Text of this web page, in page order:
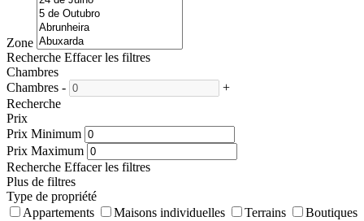
Zone
Recherche Effacer les filtres
Chambres
Chambres -
+
Recherche
Prix
Prix Minimum
Prix Maximum
Recherche Effacer les filtres
Plus de filtres
Type de propriété
Appartements
Maisons individuelles Terrains
Boutiques